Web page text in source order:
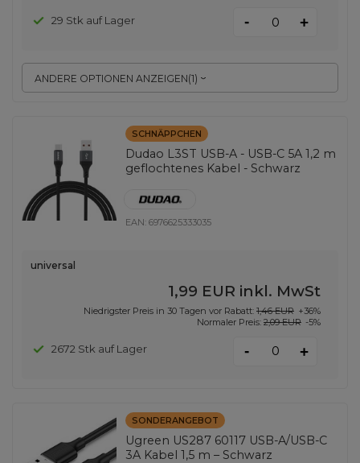
ANDERE OPTIONEN ANZEIGEN(1)
29 Stk auf Lager - +
SCHNÄPPCHEN
Dudao L3ST USB-A - USB-C 5A 1,2 m
geflochtenes Kabel - Schwarz
EAN:6976625333035
universal
1,99 EUR inkl. MwSt
Niedrigster Preis in 30 Tagen vor Rabatt: 1,46 EUR +36%
Normaler Preis: 2,09 EUR -5%
2672 Stk auf Lager - +
SONDERANGEBOT
Ugreen US287 60117 USB-A/USB-C
3A Kabel 1,5 m – Schwarz